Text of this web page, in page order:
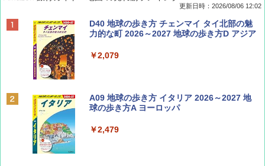
ディズニーファン ２０２６年 ９月号 [雑
誌] (ＤＩＳＮＥＹ ＦＡＮ)
￥713
Coyote No.89 特集 星野道夫 夢見る旅
更新日時：2026/08/06 12:02
D40 地球の歩き方 チェンマイ タイ北部の魅
力的な町 2026～2027 地球の歩き方D アジア
￥2,079
A09 地球の歩き方 イタリア 2026～2027 地
球の歩き方A ヨーロッパ
￥2,479